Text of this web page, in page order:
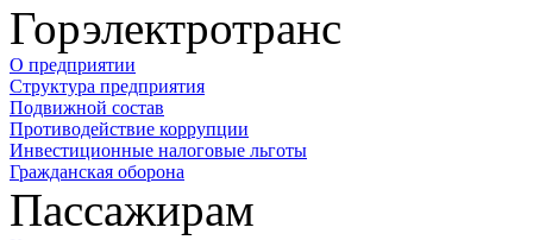
Горэлектротранс
О предприятии
Структура предприятия
Подвижной состав
Противодействие коррупции
Инвестиционные налоговые льготы
Гражданская оборона
Пассажирам